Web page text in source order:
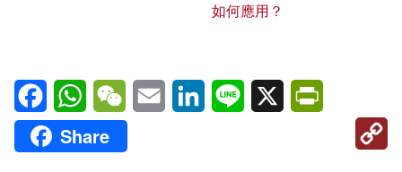
如何應用？
FacebookWhatsAppWeChatEmail LinkedInLine X
Share